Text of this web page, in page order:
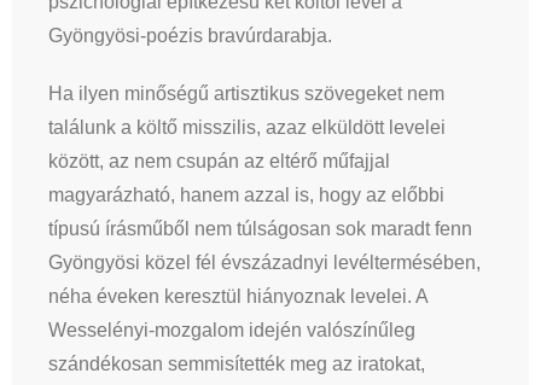
Gyöngyösi-poézis bravúrdarabja.
Ha ilyen minőségű artisztikus szövegeket nem
találunk a költő misszilis, azaz elküldött levelei
között, az nem csupán az eltérő műfajjal
magyarázható, hanem azzal is, hogy az előbbi
típusú írásműből nem túlságosan sok maradt fenn
Gyöngyösi közel fél évszázadnyi levéltermésében,
néha éveken keresztül hiányoznak levelei. A
Wesselényi-mozgalom idején valószínűleg
szándékosan semmisítették meg az iratokat,